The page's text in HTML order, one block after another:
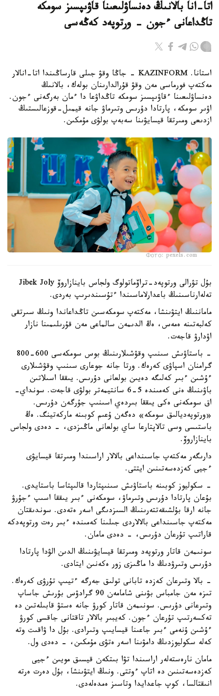
اتا-انا بالانىڭ دەنساۋلىعىنا قاۋىپسىز سومكە
تاڭداعانى ءجون - ورتوپەد كەڭەسى
استانا. KAZINFORM - جاڭا وقۋ جىلى قارساڭىندا اتا-انالار
مەكتەپ فورماسى مەن وقۋ قۇرالدارىنان بولەك، بالانىڭ
دەنساۋلىعىنا ءقاۋىپسىز سومكە تاڭداۋعا دا ءمان بەرگەنى ءجون.
اۋىر سومكە، پارتادا دۇرىس وتىرماۋ جانە قيمىل-قوزعالىستىڭ
ازدىعى ومىرتقا قيسايۋىنا سەبەپ بولۋى مۇمكىن.
Фото: pexels.com
بۇل تۋرالى ورتوپەد-تراۆماتولوگ ولجاس باينازاروۆ Jibek Joly
تەلەارناسىنىڭ باعدارلاماسىندا ءتۇسىندىرىپ بەردى.
ماماننىڭ ايتۋىنشا، مەكتەپ سومكەسىن تاڭداعاندا ونىڭ سىرتقى
كەلبەتىنە ەمەس، ەڭ الدىمەن سالماعى مەن قۇرىلىمىنا نازار
اۋدارۋ قاجەت.
- باستاۋىش سىنىپ وقۋشىلارىنىڭ بوس سومكەسى 600-800
گرامنان اسپاۋى كەرەك. ورتا جانە جوعارى سىنىپ وقۋشىلارى
ءۇشىن ءبىر كەلىگە دەيىن بولعانى دۇرىس. يىققا اسىلاتىن
باۋىنىڭ ەنى كەمىندە 5-6 سانتيمەتر بولۋى قاجەت. سونداي-
اق سومكەنى ەكى يىققا بىردەي اسىنىپ جۇرگەن دۇرىس.
«ورتوپەديالىق سومكە» دەگەن ۇعىم كوبىنە ماركەتينگ. ەڭ
باستىسى وسى تالاپتارعا ساي بولعانى ماڭىزدى، - دەدى ولجاس
باينازاروۆ.
دارىگەر مەكتەپ جاسىنداعى بالالار اراسىندا ومىرتقا قيسايۋى
ءجيى كەزدەسەتىنىن ايتتى.
- سكوليوز كوبىنە باستاۋىش سىنىپتاردا قالىپتاسا باستايدى.
بۇعان پارتادا دۇرىس وتىرماۋ، سومكەنى ءبىر يىققا اسىپ ءجۇرۋ
جانە ارقا بۇلشىقەتتەرىنىڭ السىزدىگى اسەر ەتەدى. سوندىقتان
مەكتەپ جاسىنداعى بالالاردى جىلىنا كەمىندە ءبىر رەت ورتوپەدكە
قاراتىپ تۇرعان دۇرىس، - دەدى مامان.
سونىمەن قاتار ورتوپەد ومىرتقا قيسايۋىنىڭ الدىن الۋدا پارتادا
دۇرىس وتىرۋدىڭ دا ماڭىزى زور ەكەنىن ايتادى.
- بالا وتىرعان كەزدە تابانى تولىق جەرگە ءتيىپ تۇرۋى كەرەك.
تىزە مەن جامباس بۋىنى شامامەن 90 گرادۋس بۇرىش جاساپ
وتىرعانى دۇرىس. سونىمەن قاتار كورۋ جانە ەستۋ قابىلەتىن دە
تەكسەرتىپ تۇرعان ءجون. كەيبىر بالالار تاقتانى جاقسى كورۋ
ءۇشىن ۇنەمى ءبىر جاعىنا قيسايىپ وتىرادى. بۇل دا ۋاقىت وتە
كەلە سكوليوزدىڭ دامۋىنا اسەر ەتۋى مۇمكىن، - دەدى ول.
مامان نارەستەلەر اراسىندا تۋا بىتكەن قيسىق مويىن ءجيى
كەزدەسەتىنىن دە اتاپ ءوتتى. ونىڭ ايتۋىنشا، بۇل دەرت ەرتە
انىقتالسا، كوپ جاعدايدا وتاسىز ەمدەلەدى.